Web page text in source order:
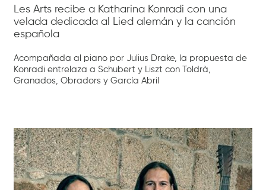
Les Arts recibe a Katharina Konradi con una
velada dedicada al Lied alemán y la canción
española
Acompañada al piano por Julius Drake, la propuesta de
Konradi entrelaza a Schubert y Liszt con Toldrà,
Granados, Obradors y García Abril